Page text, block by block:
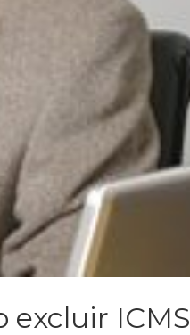
excluir ICMS